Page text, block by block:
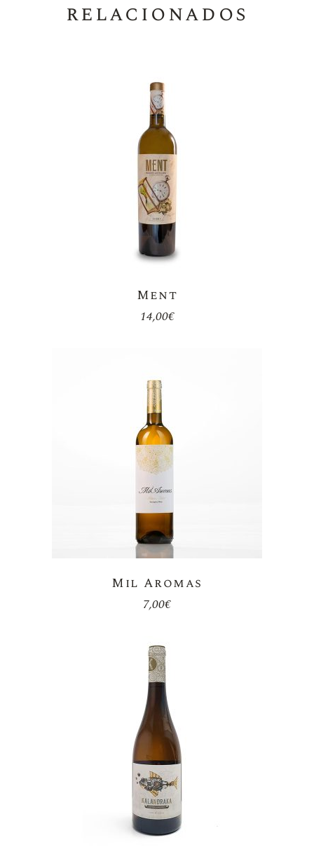
relacionados
Ment
14,00€
Mil Aromas
7,00€